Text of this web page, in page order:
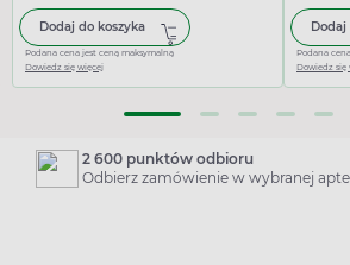
Dodaj do koszyka
Podana cena jest ceną maksymalną
Dowiedz się więcej
Dodaj
Podana
Dowiedz się
2 600 punktów odbioru
Odbierz zamówienie w wybranej